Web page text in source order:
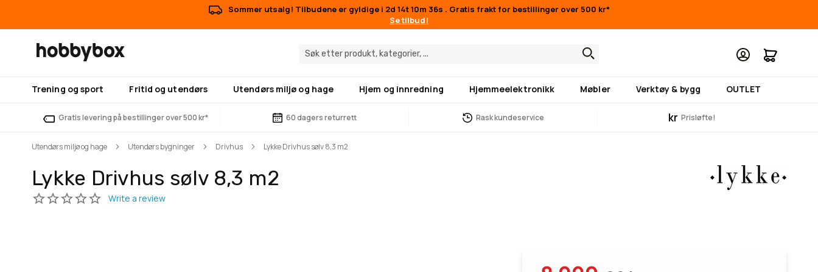
Sommer utsalg! Tilbudene er gyldige i 2d 14t 10m 36s . Gratis frakt for bestillinger over 500 kr*
Se tilbud!
Min
Trening og sport Fritid og utendørs Utendørs miljø og hage Hjem og innredning Hjemmeelektronikk Møbler Verktøy & bygg OUTLET
Gratis levering på bestillinger over 500 kr* 60 dagers returrett Rask kundeservice kr Prisløfte!
Utendørs miljø og hage Utendørs bygninger Drivhus Lykke Drivhus sølv 8,3 m2
Lykke Drivhus sølv 8,3 m2